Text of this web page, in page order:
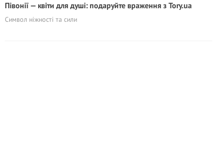
Півонії — квіти для душі: подаруйте враження з Tory.ua
Символ ніжності та сили